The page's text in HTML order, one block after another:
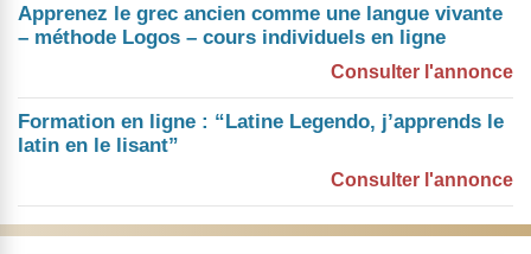
Apprenez le grec ancien comme une langue vivante
– méthode Logos – cours individuels en ligne
Consulter l'annonce
Formation en ligne : “Latine Legendo, j’apprends le
latin en le lisant”
Consulter l'annonce